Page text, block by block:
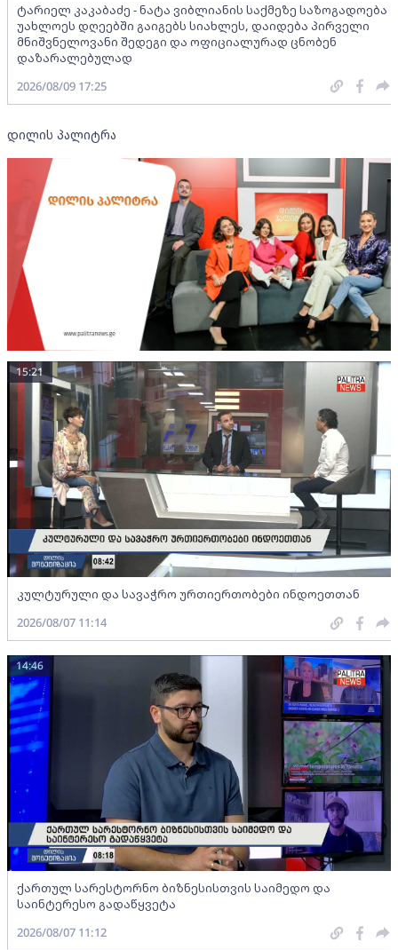
ტარიელ კაკაბაძე - ნატა ვიბლიანის საქმეზე საზოგადოება
უახლოეს დღეებში გაიგებს სიახლეს, დაიდება პირველი
მნიშვნელოვანი შედეგი და ოფიციალურად ცნობენ
დაზარალებულად
2026/08/09 17:25
დილის პალიტრა
კულტურული და სავაჭრო ურთიერთობები ინდოეთთან
15:21
2026/08/07 11:14
ქართულ სარესტორნო ბიზნესისთვის საიმედო და
საინტერესო გადაწყვეტა
14:46
2026/08/07 11:12